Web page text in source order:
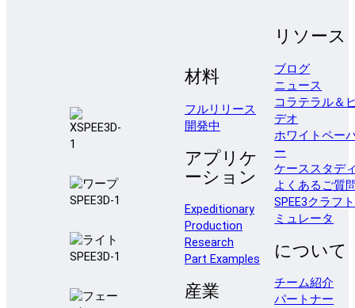
材料
フルリリース
開発中
アプリケ
ーション
Expeditionary
Production
Research
Part Examples
産業
リソース
ブログ
ニュース
コラテラル＆
デオ
ホワイトペー
ー
ケーススタデ
よくあるご質
SPEE3クラフ
ミュレータ
について
チーム紹介
パートナー